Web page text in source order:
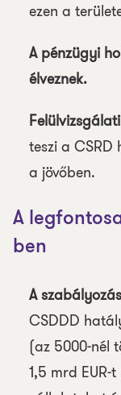
ezen a
A pénzügyi
élveznek.
teszi a CSRD
a jövőben.
A
ben
A
CSDDD
(az 5000-nél
1,5 mrd